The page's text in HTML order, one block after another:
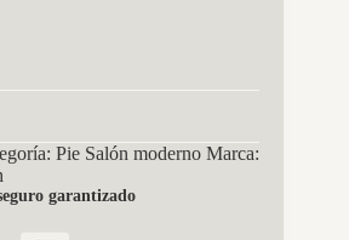
Pie Salón moderno Marca:
garantizado